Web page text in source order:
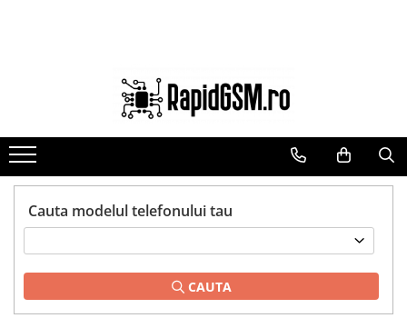
seria J
seria M
seria N(note)
seria S
Ecrane iPhone
Cauta modelul telefonului tau
CAUTA